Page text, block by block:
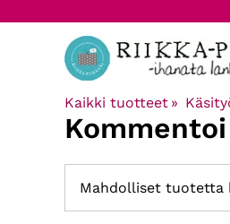
Kaikki tuotteet ‪»
Mahdolliset tuotetta